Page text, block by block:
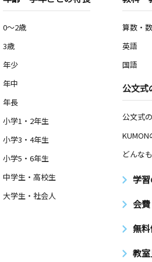
0～2歳
3歳
年少
年中
年長
小学1・2年生
小学3・4年生
小学5・6年生
中学生・高校生
大学生・社会人
算数・
英語
国語
公文式
公文式
どんな
学
会
無
教